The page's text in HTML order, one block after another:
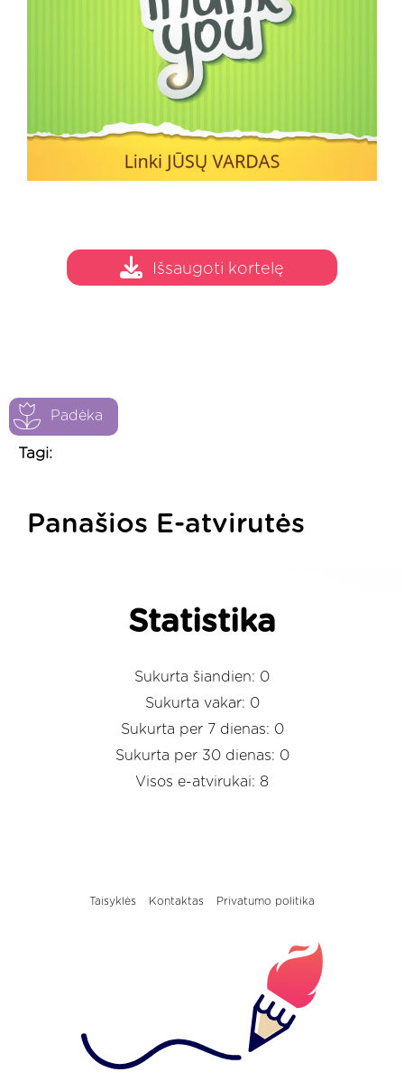
Padėka
Tagi:
Išsaugoti kortelę
Panašios E-atvirutės
Statistika
Sukurta šiandien: 0
Sukurta vakar: 0
Sukurta per 7 dienas: 0
Sukurta per 30 dienas: 0
Visos e-atvirukai: 8
Taisyklės Kontaktas Privatumo politika